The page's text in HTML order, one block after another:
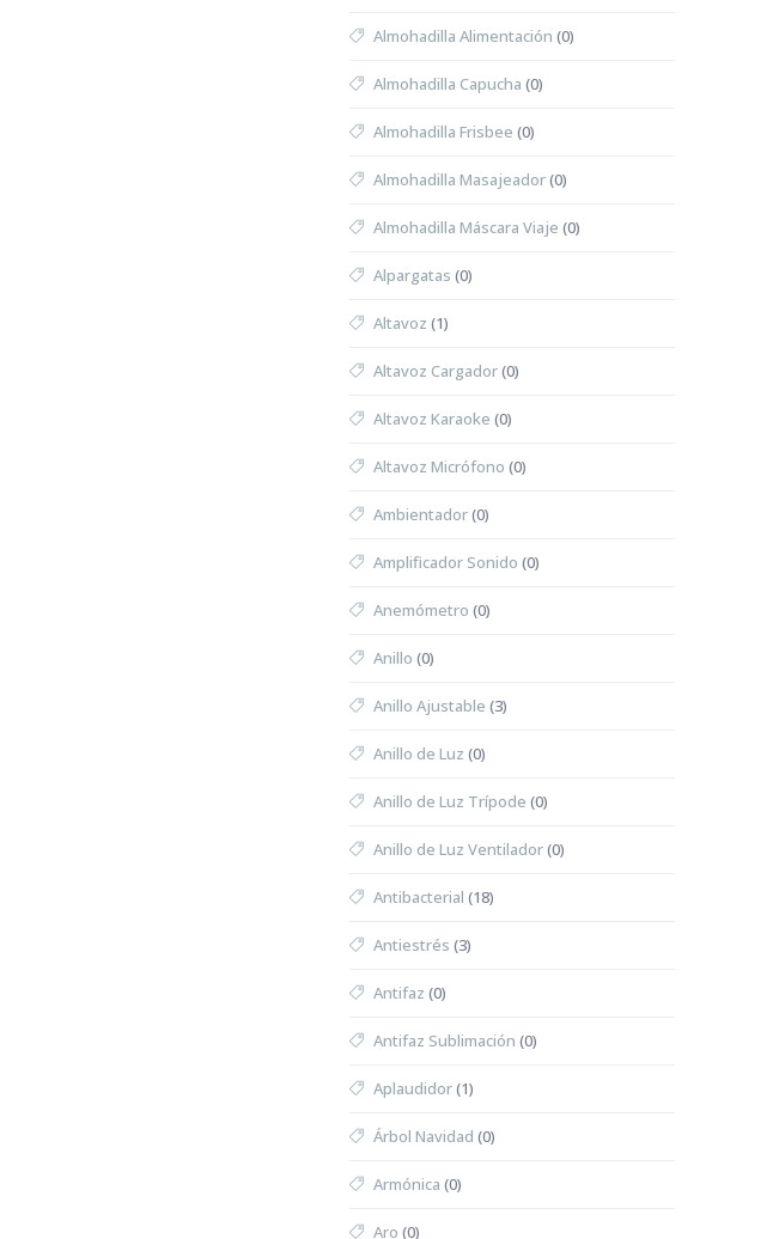
Almohadilla Alimentación (0)
Almohadilla Capucha (0)
Almohadilla Frisbee (0)
Almohadilla Masajeador(0)
Almohadilla Máscara Viaje (0)
Alpargatas (0)
Altavoz (1)
Altavoz Cargador(0)
Altavoz Karaoke (0)
Altavoz Micrófono (0)
Ambientador(0)
Amplificador Sonido (0)
Anemómetro (0)
Anillo (0)
Anillo Ajustable (3)
Anillo de Luz (0)
Anillo de Luz Trípode (0)
Anillo de Luz Ventilador(0)
Antibacterial (18)
Antiestrés (3)
Antifaz (0)
Antifaz Sublimación (0)
Aplaudidor(1)
Árbol Navidad (0)
Armónica (0)
Aro (0)